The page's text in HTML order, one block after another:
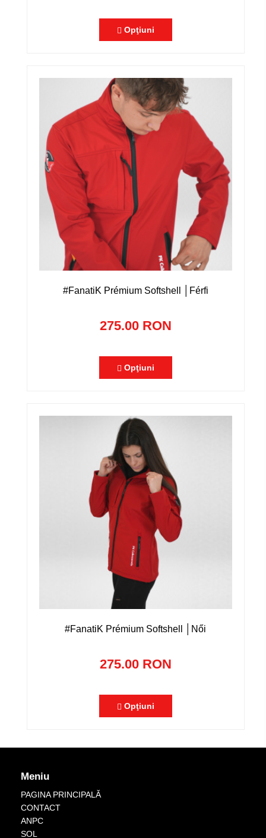
Opţiuni
#FanatiK Prémium Softshell │Férfi
275.00 RON
Opţiuni
#FanatiK Prémium Softshell │Női
275.00 RON
Opţiuni
Meniu
PAGINA PRINCIPALĂ
CONTACT
ANPC
SOL